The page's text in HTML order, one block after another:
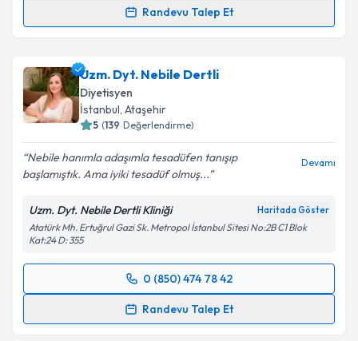
Randevu Talep Et
takvim hazırlandığında e-posta ile bilgilendireceğiz.
E-posta Adresiniz
Kişisel verilerimin işlenmesine ilişkin
kapsamda işlenmesini kabul ediyorum.
Takvim Talebini Gönder
Uzm. Dyt. Nebile Dertli
Diyetisyen
İstanbul, Ataşehir
5 (139 Değerlendirme)
Nebile hanımla adaşımla tesadüfen tanışıp
başlamıştık. Ama iyiki tesadüf olmuş...
Devamı
Uzm. Dyt. Nebile Dertli Kliniği Haritada Göster
Atatürk Mh. Ertuğrul Gazi Sk. Metropol İstanbul Sitesi No:2B C1 Blok
Kat:24 D: 355
0 (850) 474 78 42
Randevu Talep Et
Randevu Takvimi Talebi